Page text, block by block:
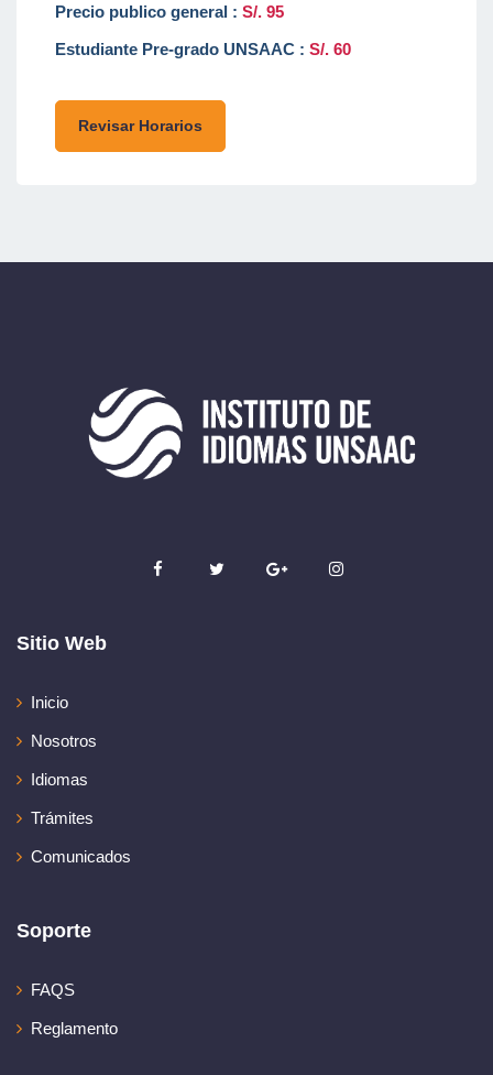
Precio publico general : S/. 95
Estudiante Pre-grado UNSAAC : S/. 60
Revisar Horarios
Sitio Web
Inicio
Nosotros
Idiomas
Trámites
Comunicados
Soporte
FAQS
Reglamento